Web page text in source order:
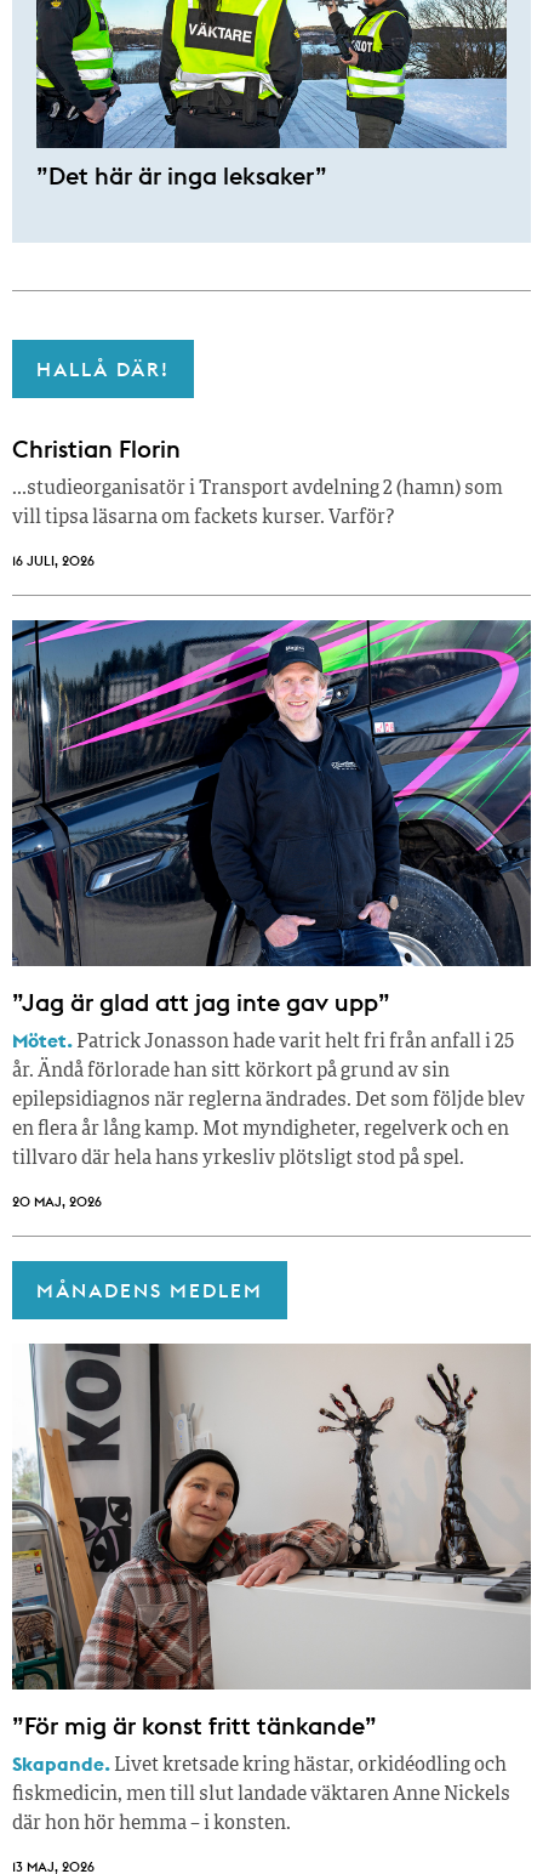
”Det här är inga leksaker”
HALLÅ DÄR!
Christian Florin
…studieorganisatör i Transport avdelning 2 (hamn) som
vill tipsa läsarna om fackets kurser. Varför?
16 JULI, 2026
”Jag är glad att jag inte gav upp”
Mötet. Patrick Jonasson hade varit helt fri från anfall i 25
år. Ändå förlorade han sitt körkort på grund av sin
epilepsidiagnos när reglerna ändrades. Det som följde blev
en flera år lång kamp. Mot myndigheter, regelverk och en
tillvaro där hela hans yrkesliv plötsligt stod på spel.
20 MAJ, 2026
MÅNADENS MEDLEM
”För mig är konst fritt tänkande”
Skapande. Livet kretsade kring hästar, orkidéodling och
fiskmedicin, men till slut landade väktaren Anne Nickels
där hon hör hemma – i konsten.
13 MAJ, 2026